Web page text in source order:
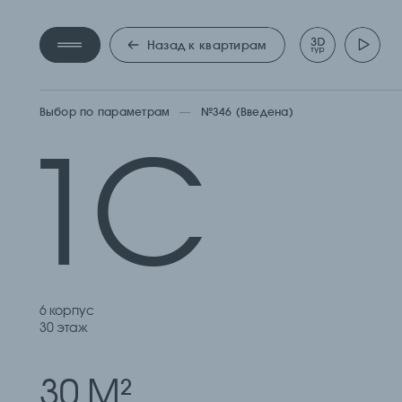
Назад к квартирам
Выбор по параметрам №346 (Введена)
1С
6 корпус
30 этаж
2